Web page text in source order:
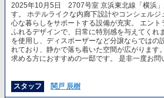
2025年10月5日 2707号室 京浜東北線「横浜
す。 ホテルライクな内廊下設計やコンシェル
心な暮らしをサポートする設備が充実。 エント
ふれるデザインで、日常に特別感を与えてくれ
を使用し、ディスポーザーなど分譲ならではの
れており、静かで落ち着いた空間が広がります
求める方におすすめの一邸です。 是非一度お問
スタッフ 関戸 辰樹